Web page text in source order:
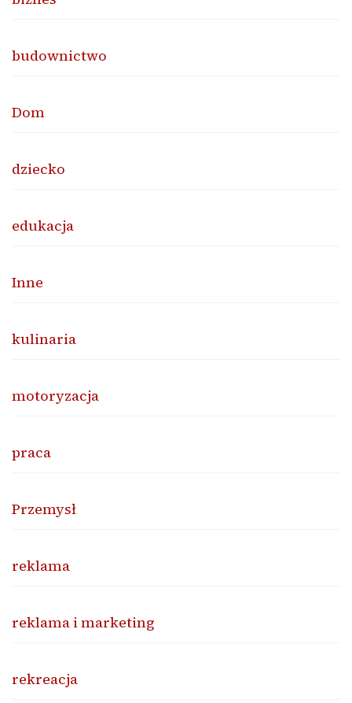
budownictwo
Dom
dziecko
edukacja
Inne
kulinaria
motoryzacja
praca
Przemysł
reklama
reklama i marketing
rekreacja